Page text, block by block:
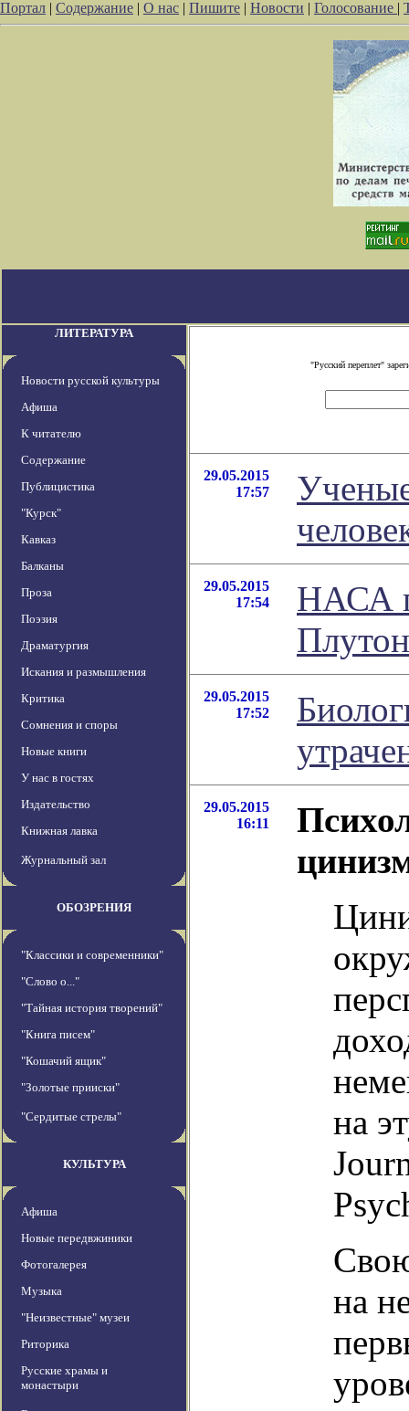
Портал | Содержание | О нас | Пишите | Новости | Голосование |
ЛИТЕРАТУРА
Новости русской культуры
Афиша
К читателю
Содержание
Публицистика
"Курск"
Кавказ
Балканы
Проза
Поэзия
Драматургия
Искания и размышления
Критика
Сомнения и споры
Новые книги
У нас в гостях
Издательство
Книжная лавка
Журнальный зал
ОБОЗРЕНИЯ
"Классики и современники"
"Слово о..."
"Тайная история творений"
"Книга писем"
"Кошачий ящик"
"Золотые прииски"
"Сердитые стрелы"
КУЛЬТУРА
Афиша
Новые передвжиники
Фотогалерея
Музыка
"Неизвестные" музеи
Риторика
Русские храмы и
монастыри
"Русский переплет"
29.05.2015
17:57
29.05.2015
17:54
НАСА
29.05.2015
17:52
29.05.2015
16:11
на
на